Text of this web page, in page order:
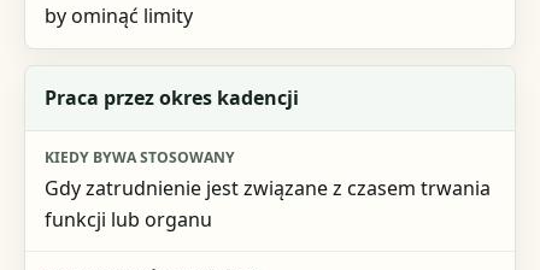
by ominąć limity
Praca przez okres kadencji
Gdy zatrudnienie jest związane z czasem trwania
funkcji lub organu